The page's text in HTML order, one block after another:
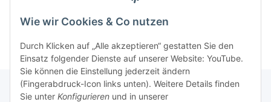
Wie wir Cookies & Co nutzen
Durch Klicken auf „Alle akzeptieren“ gestatten Sie den
Einsatz folgender Dienste auf unserer Website: YouTube.
Sie können die Einstellung jederzeit ändern
(Fingerabdruck-Icon links unten). Weitere Details finden
Sie unter Konfigurieren und in unserer
Informationen